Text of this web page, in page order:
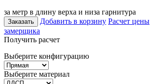
за метр в длину верха и низа гарнитура
Заказать Добавить в корзину Расчет цены
замерщика
Получить расчет
Выберите конфигурацию
Выберите материал